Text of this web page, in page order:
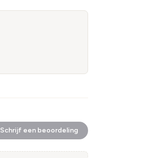
Schrijf een beoordeling